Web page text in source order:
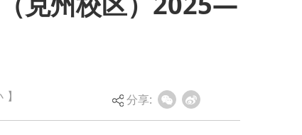
】 分享:
社会各界人士
盼，也为克州培